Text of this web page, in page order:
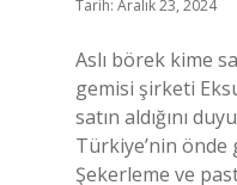
Tarih: Aralık 23, 2024
Aslı börek kime
gemisi şirketi
satın aldığını
Türkiye’nin önde
Şekerleme ve